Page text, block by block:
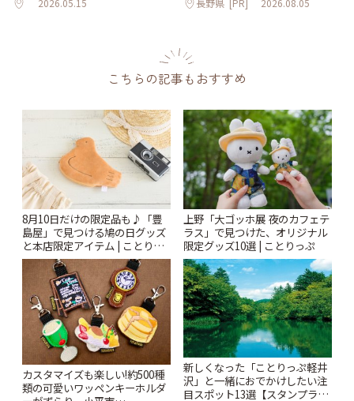
こちらの記事もおすすめ
8月10日だけの限定品も♪「豊
島屋」で見つける鳩の日グッズ
と本店限定アイテム | ことりっ
ぷ
上野「大ゴッホ展 夜のカフェテ
ラス」で見つけた、オリジナル
限定グッズ10選 | ことりっぷ
カスタマイズも楽しい!約500種
類の可愛いワッペンキーホルダ
新しくなった「ことりっぷ軽井
沢」と一緒におでかけしたい注
目スポット13選【スタンプラリ